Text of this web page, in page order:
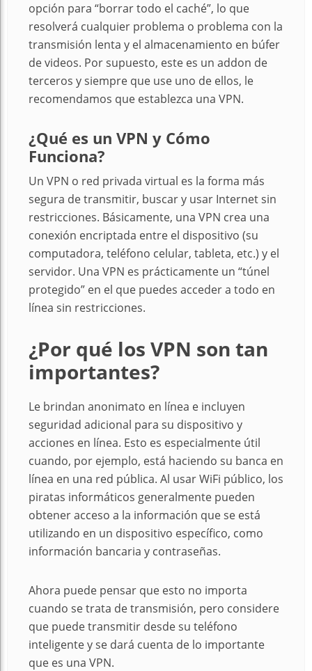
opción para “borrar todo el caché”, lo que
resolverá cualquier problema o problema con la
transmisión lenta y el almacenamiento en búfer
de videos. Por supuesto, este es un addon de
terceros y siempre que use uno de ellos, le
recomendamos que establezca una VPN.
¿Qué es un VPN y Cómo
Funciona?
Un VPN o red privada virtual es la forma más
segura de transmitir, buscar y usar Internet sin
restricciones. Básicamente, una VPN crea una
conexión encriptada entre el dispositivo (su
computadora, teléfono celular, tableta, etc.) y el
servidor. Una VPN es prácticamente un “túnel
protegido” en el que puedes acceder a todo en
línea sin restricciones.
¿Por qué los VPN son tan
importantes?
Le brindan anonimato en línea e incluyen
seguridad adicional para su dispositivo y
acciones en línea. Esto es especialmente útil
cuando, por ejemplo, está haciendo su banca en
línea en una red pública. Al usar WiFi público, los
piratas informáticos generalmente pueden
obtener acceso a la información que se está
utilizando en un dispositivo específico, como
información bancaria y contraseñas.
Ahora puede pensar que esto no importa
cuando se trata de transmisión, pero considere
que puede transmitir desde su teléfono
inteligente y se dará cuenta de lo importante
que es una VPN.